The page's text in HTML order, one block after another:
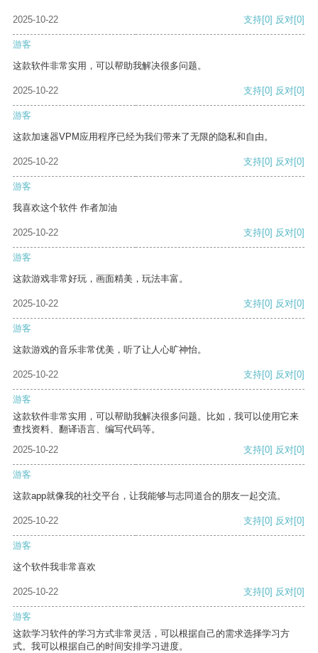
2025-10-22 支持[0] 反对[0]
游客
这款软件非常实用，可以帮助我解决很多问题。
2025-10-22 支持[0] 反对[0]
游客
这款加速器VPM应用程序已经为我们带来了无限的隐私和自由。
2025-10-22 支持[0] 反对[0]
游客
我喜欢这个软件 作者加油
2025-10-22 支持[0] 反对[0]
游客
这款游戏非常好玩，画面精美，玩法丰富。
2025-10-22 支持[0] 反对[0]
游客
这款游戏的音乐非常优美，听了让人心旷神怡。
2025-10-22 支持[0] 反对[0]
游客
这款软件非常实用，可以帮助我解决很多问题。比如，我可以使用它来
查找资料、翻译语言、编写代码等。
2025-10-22
支持[0] 反对[0]
游客
这款app就像我的社交平台，让我能够与志同道合的朋友一起交流。
2025-10-22 支持[0] 反对[0]
游客
这个软件我非常喜欢
2025-10-22 支持[0] 反对[0]
游客
这款学习软件的学习方式非常灵活，可以根据自己的需求选择学习方
式。我可以根据自己的时间安排学习进度。